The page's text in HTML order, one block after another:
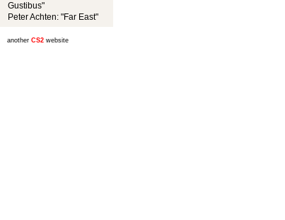
Gustibus"
Peter Achten: "Far East"
another CS2 website